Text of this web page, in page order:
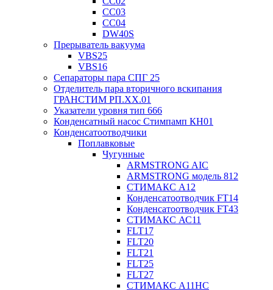
СС03
СС04
DW40S
Прерыватель вакуума
VBS25
VBS16
Сепараторы пара СПГ 25
Отделитель пара вторичного вскипания
ГРАНСТИМ РП.XX.01
Указатели уровня тип 666
Конденсатный насос Стимпамп КН01
Конденсатоотводчики
Поплавковые
Чугунные
ARMSTRONG AIC
ARMSTRONG модель 812
СТИМАКС А12
Конденсатоотводчик FT14
Конденсатоотводчик FT43
СТИМАКС АС11
FLT17
FLT20
FLT21
FLT25
FLT27
СТИМАКС А11HC